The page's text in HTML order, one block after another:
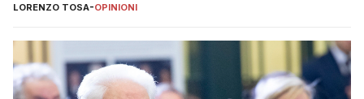
LORENZO TOSA-OPINIONI